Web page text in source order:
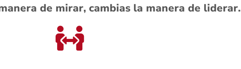
de mirar, cambias la manera de liderar.